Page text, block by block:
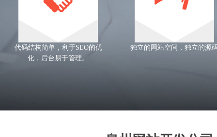
代码结构简单，利于SEO的优
化，后台易于管理。
独立的网站空间，独立的源